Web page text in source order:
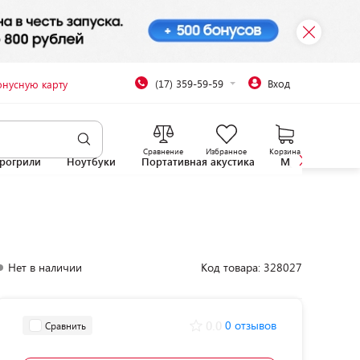
карту (17) 359-59-59 Вход
Сравнение Избранное Корзина
Ноутбуки Портативная акустика
Нет в наличии Код товара: 328027
Сравнить 0 отзывов